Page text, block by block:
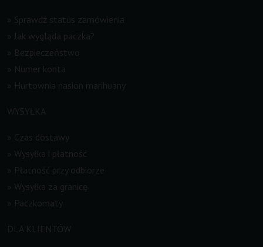
Sprawdź status zamówienia
Jak wygląda paczka?
Bezpieczeństwo
Numer konta
Hurtownia nasion marihuany
WYSYŁKA
Czas dostawy
Wysyłka i płatność
Płatność przy odbiorze
Wysyłka za granicę
Paczkomaty
DLA KLIENTÓW